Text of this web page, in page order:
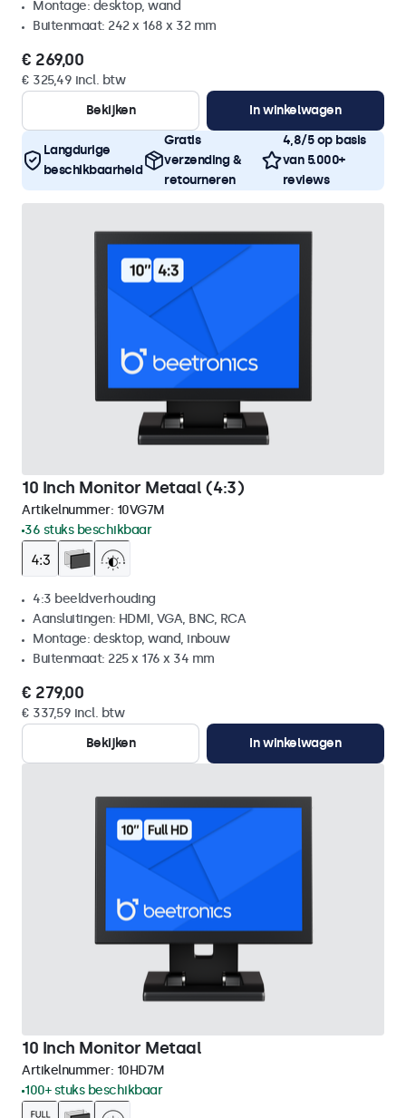
Montage: desktop, wand
Buitenmaat: 242 x 168 x 32 mm
€ 269,00
€ 325,49 incl. btw
Bekijken
In winkelwagen
Langdurige
beschikbaarheid
Gratis
verzending &
retourneren
4,8/5 op basis
van 5.000+
reviews
10 Inch Monitor Metaal (4:3)
Artikelnummer: 10VG7M
36 stuks beschikbaar
4:3 beeldverhouding
Aansluitingen: HDMI, VGA, BNC, RCA
Montage: desktop, wand, inbouw
Buitenmaat: 225 x 176 x 34 mm
€ 279,00
€ 337,59 incl. btw
Bekijken
In winkelwagen
10 Inch Monitor Metaal
Artikelnummer: 10HD7M
100+ stuks beschikbaar